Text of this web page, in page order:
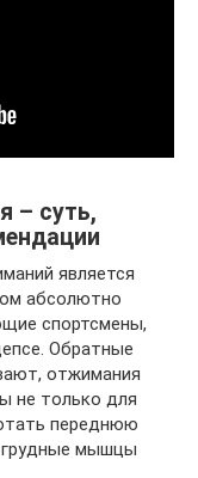
– суть,
является
абсолютно
спортсмены,
Обратные
отжимания
не только для
переднюю
грудные мышцы